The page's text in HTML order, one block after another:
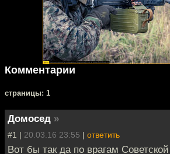
Комментарии
cтраницы: 1
Домосед »
#1 | 20.03.16 23:55 | ответить
Вот бы так да по врагам